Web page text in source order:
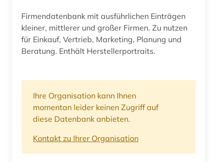
Firmendatenbank mit ausführlichen Einträgen
kleiner, mittlerer und großer Firmen. Zu nutzen
für Einkauf, Vertrieb, Marketing, Planung und
Beratung. Enthält Herstellerportraits.
Ihre Organisation kann Ihnen
momentan leider keinen Zugriff auf
diese Datenbank anbieten.
Kontakt zu Ihrer Organisation